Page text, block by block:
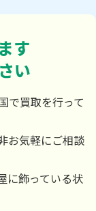
す
い
で買取を行って
お気軽にご相談
に飾っている状